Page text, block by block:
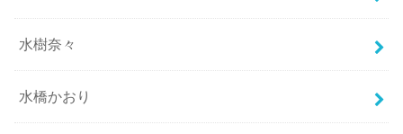
水樹奈々
水橋かおり